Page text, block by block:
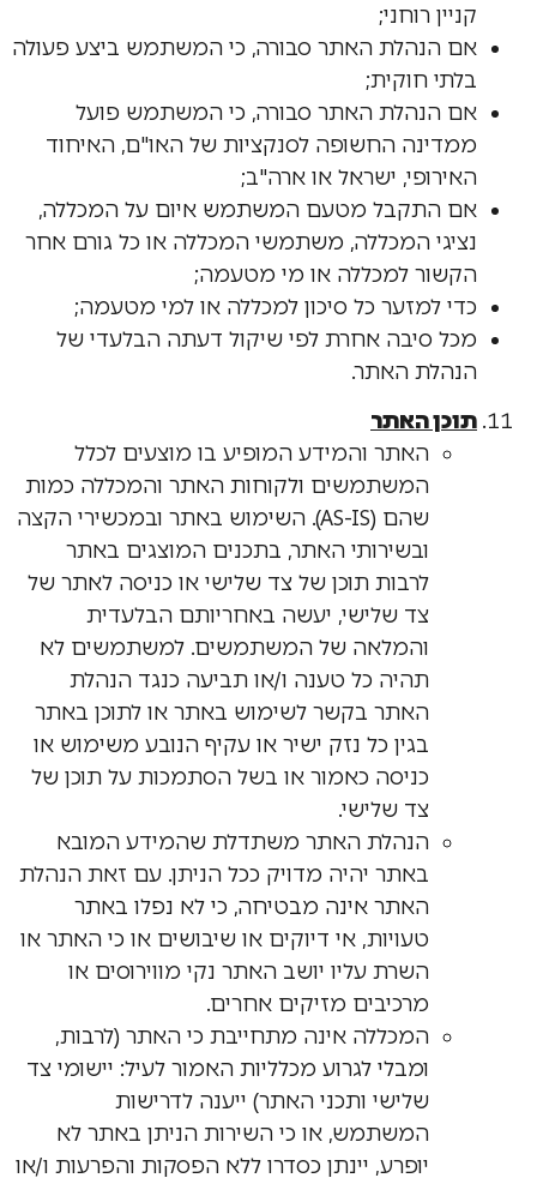
קניין רוחני;
אם הנהלת האתר סבורה, כי המשתמש ביצע פעולה
בלתי חוקית;
אם הנהלת האתר סבורה, כי המשתמש פועל
ממדינה החשופה לסנקציות של האו"ם, האיחוד
האירופי, ישראל או ארה"ב;
אם התקבל מטעם המשתמש איום על המכללה,
נציגי המכללה, משתמשי המכללה או כל גורם אחר
הקשור למכללה או מי מטעמה;
כדי למזער כל סיכון למכללה או למי מטעמה;
מכל סיבה אחרת לפי שיקול דעתה הבלעדי של
הנהלת האתר.
תוכן האתר
האתר והמידע המופיע בו מוצעים לכלל
המשתמשים ולקוחות האתר והמכללה כמות
שהם (AS-IS). השימוש באתר ובמכשירי הקצה
ובשירותי האתר, בתכנים המוצגים באתר
לרבות תוכן של צד שלישי או כניסה לאתר של
צד שלישי, יעשה באחריותם הבלעדית
והמלאה של המשתמשים. למשתמשים לא
תהיה כל טענה ו/או תביעה כנגד הנהלת
האתר בקשר לשימוש באתר או לתוכן באתר
בגין כל נזק ישיר או עקיף הנובע משימוש או
כניסה כאמור או בשל הסתמכות על תוכן של
צד שלישי.
הנהלת האתר משתדלת שהמידע המובא
באתר יהיה מדויק ככל הניתן. עם זאת הנהלת
האתר אינה מבטיחה, כי לא נפלו באתר
טעויות, אי דיוקים או שיבושים או כי האתר או
השרת עליו יושב האתר נקי מווירוסים או
מרכיבים מזיקים אחרים.
המכללה אינה מתחייבת כי האתר (לרבות,
ומבלי לגרוע מכלליות האמור לעיל: יישומי צד
שלישי ותכני האתר) ייענה לדרישות
המשתמש, או כי השירות הניתן באתר לא
יופרע, יינתן כסדרו ללא הפסקות והפרעות ו/או